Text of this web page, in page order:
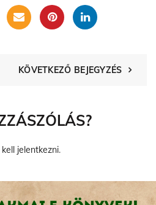
KÖVETKEZŐ BEJEGYZÉS
kell jelentkezni.